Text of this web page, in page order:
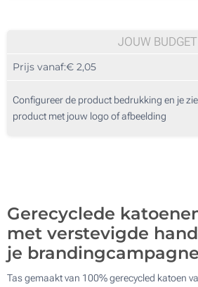
3 Kleuren (Aan een zijde)
Digitale kleuren transfer (Aan een zijde)
80
400
JOUW BUDGET
Prijs vanaf:€ 2,05
Configureer de product bedrukking en je
product met jouw logo of afbeelding
Gerecyclede
met verstevigde
je
Tas gemaakt van 100% gerecycled katoen